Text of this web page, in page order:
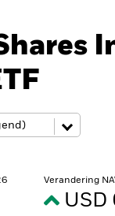
Verandering
USD